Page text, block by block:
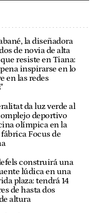
la diseñadora
de novia de alta
resiste en Tiana:
inspirarse en lo
en las redes
da luz verde al
deportivo
olímpica en la
Focus de
construirá una
lúdica en una
plaza: tendrá 14
de hasta dos
altura